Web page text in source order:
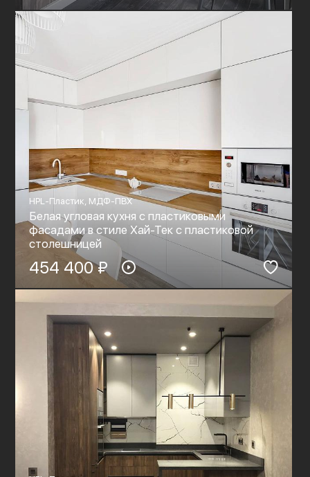
HPL-Пластик, МДФ-ПВХ
Белая угловая кухня с пластиковыми
фасадами в стиле Хай-Тек с пластиковой
столешницей
454 400 ₽